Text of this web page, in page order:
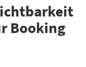
Booking